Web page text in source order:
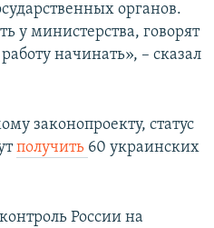
органов.
у министерства, говорят
начинать», – сказал
законопроекту, статус
получить 60 украинских
России на